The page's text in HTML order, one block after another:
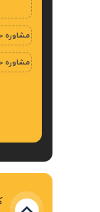
مشاوره
مشاوره